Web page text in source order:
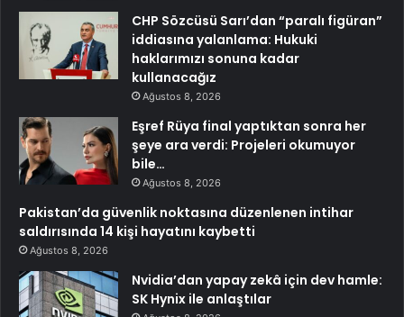
CHP Sözcüsü Sarı’dan “paralı figüran”
iddiasına yalanlama: Hukuki
haklarımızı sonuna kadar
kullanacağız
Ağustos 8, 2026
Eşref Rüya final yaptıktan sonra her
şeye ara verdi: Projeleri okumuyor
bile…
Ağustos 8, 2026
Pakistan’da güvenlik noktasına düzenlenen intihar
saldırısında 14 kişi hayatını kaybetti
Ağustos 8, 2026
Nvidia’dan yapay zekâ için dev hamle:
SK Hynix ile anlaştılar